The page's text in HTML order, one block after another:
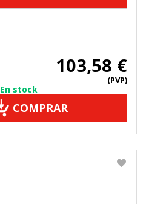
103,58 €
(PVP)
En stock
COMPRAR